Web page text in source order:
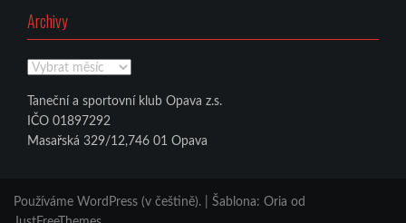
Archivy
Archivy
Taneční a sportovní klub Opava z.s.
IČO 01897292
Masařská 329/12,746 01 Opava
Používáme WordPress (v češtině). Šablona: Oria od